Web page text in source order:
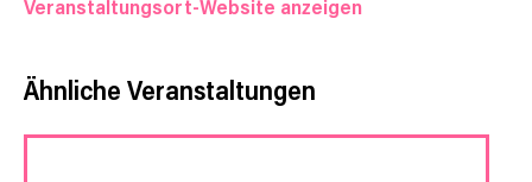
Veranstaltungsort-Website anzeigen
Ähnliche Veranstaltungen